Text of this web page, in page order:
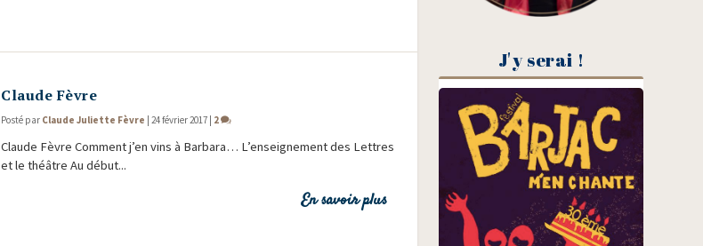
Claude Fèvre
Posté par Claude Juliette Fèvre |24 février 2017 | 2
Claude Fèvre Com­ment j’en vins à Barbara… L’enseignement des Lettres
et le théâtre Au début...
En savoir plus
J'y serai !